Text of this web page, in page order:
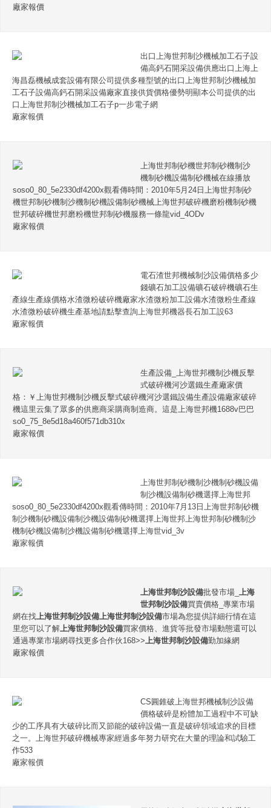
廠家報價
出口上海世邦制沙機械加工石子設
備高鈣石開采設備供應出口上海上
海昌磊機械成套設備有限公司提供多種型號的出口上海世邦制沙機械加
工石子設備高鈣石開采設備廠家直接供貨價格優勢明顯本公司提供的出
口上海世邦制沙機械加工石子p一步電子網
廠家報價
上海世邦制砂機世邦制砂機制沙
機制砂機設備制砂機械在線播放
soso0_80_5e2330df4200x觀看傳時間：2010年5月24日上海世邦制砂
機世邦制砂機制沙機制砂機設備制砂機械上海世邦破碎機磨粉機制砂機
世邦破碎機世邦磨粉機世邦制砂機服務一條龍vid_4ODv
廠家報價
電石渣世邦機械制沙設備價格多少
錢礦石加工設備礦石破碎機礦石生
產線生產線價格水渣微粉破碎機廠家水渣微粉加工設備水渣微粉生產線
水渣微粉破碎機生產基地請點擊查詢上海世邦機器長石加工設63
廠家報價
生產設備_上海世邦機制沙機反擊
式破碎機河沙選鐵生產廠家價
格：￥上海世邦機制沙機反擊式破碎機河沙選鐵設備生產設備廠家破碎
機這里云集了眾多的供應商采購商制造商。這是上海世邦機1688v巴巴
so0_75_8e5d18a460f571db310x
廠家報價
上海世邦制砂機制沙機制砂機設備
制沙機設備制砂機選擇上海世邦
soso0_80_5e2330df4200x觀看傳時間：2010年7月13日上海世邦制砂機
制沙機制砂機設備制沙機設備制砂機選擇上海世邦上海世邦制砂機制沙
機制砂機設備制沙機設備制砂機選擇上海世vid_3v
廠家報價
上海世邦制沙設備批發市場_上海
世邦制沙設備買賣價格_專業市場
網在找上海世邦制沙設備上海世邦制沙設備市場為您提供詳細行情在這
里您可以了解上海世邦制沙設備買家價格、進貨等批發市場動態還可以
通過專業市場網尋找更多合作伙168>>上海世邦制沙設備勤加緣網
廠家報價
CS圓錐破上海世邦機械制沙設備
價格破碎是粉體加工過程中不可缺
少的工序具有大破碎比而又節能的破碎設備一直是破碎領域追求的目標
之一。上海世邦破碎機械專家經過多年努力研究在大量的理論和試驗工
作533
廠家報價